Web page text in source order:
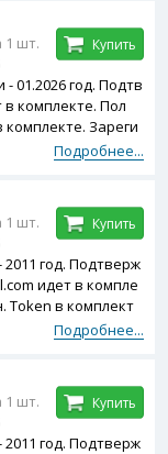
01.2026 год. Подтв
комплекте. Пол
комплекте. Зареги
Подробнее...
1 шт.
Купить
год. Подтверж
идет в компле
Token в комплект
Подробнее...
1 шт.
Купить
год. Подтверж
1 шт.
Купить